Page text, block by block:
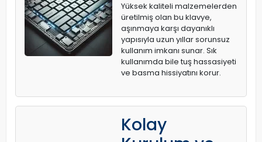
Yüksek kaliteli malzemelerden
üretilmiş olan bu klavye,
aşınmaya karşı dayanıklı
yapısıyla uzun yıllar sorunsuz
kullanım imkanı sunar. Sık
kullanımda bile tuş hassasiyeti
ve basma hissiyatını korur.
Kolay